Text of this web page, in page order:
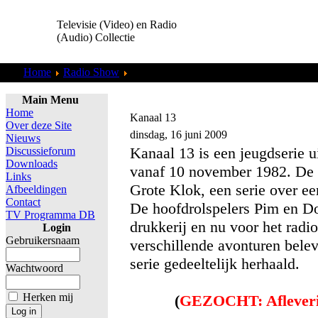
Televisie (Video) en Radio
(Audio) Collectie
Home Radio Show
Main Menu
Home
Over deze Site
Nieuws
Discussieforum
Downloads
Links
Afbeeldingen
Contact
TV Programma DB
Login
Gebruikersnaam
Wachtwoord
Herken mij
Kanaal 13
dinsdag, 16 juni 2009
Kanaal 13 is een jeugdserie
vanaf 10 november 1982.
Grote Klok, een serie over
De hoofdrolspelers Pim en
drukkerij en nu voor het
verschillende avonturen
serie gedeeltelijk herhaald.
(GEZOCHT: